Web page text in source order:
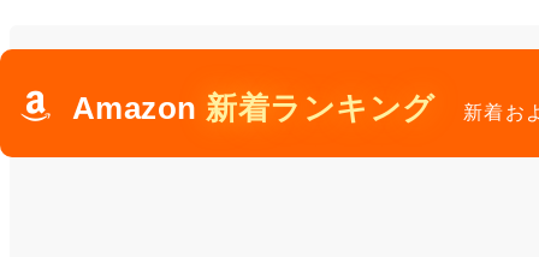
Amazon 新着ランキング 新着お